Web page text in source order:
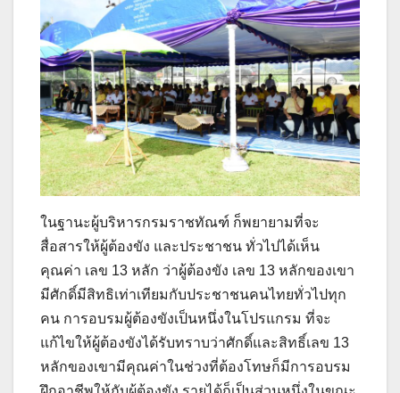
ในฐานะผู้บริหารกรมราชทัณฑ์ ก็พยายามที่จะ
สื่อสารให้ผู้ต้องขัง และประชาชน ทั่วไปได้เห็น
คุณค่า เลข 13 หลัก ว่าผู้ต้องขัง เลข 13 หลักของเขา
มีศักดิ์มีสิทธิเท่าเทียมกับประชาชนคนไทยทั่วไปทุก
คน การอบรมผู้ต้องขังเป็นหนึ่งในโปรแกรม ที่จะ
แก้ไขให้ผู้ต้องขังได้รับทราบว่าศักดิ์และสิทธิ์เลข 13
หลักของเขามีคุณค่าในช่วงที่ต้องโทษก็มีการอบรม